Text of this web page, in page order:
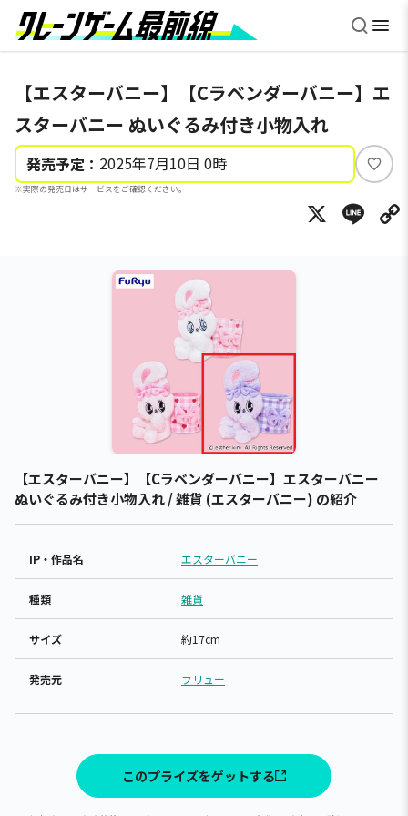
【エスターバニー】【Cラベンダーバニー】エ
スターバニー ぬいぐるみ付き小物入れ
発売予定： 2025年7月10日 0時
※実際の発売日はサービスをご確認ください。
い
ね
X
【エスターバニー】【Cラベンダーバニー】エスターバニー
ぬいぐるみ付き小物入れ / 雑貨 (エスターバニー) の紹介
IP・作品名 エスターバニー
種類 雑貨
サイズ 約17cm
発売元 フリュー
このプライズをゲットする